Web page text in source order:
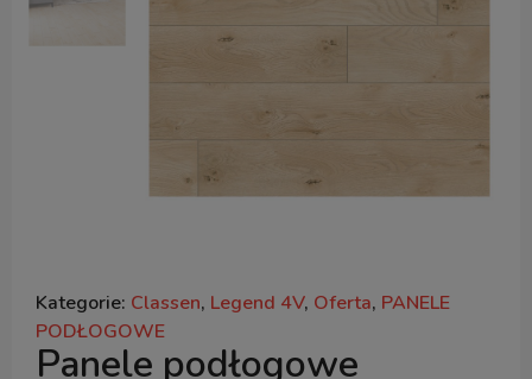
Kategorie: Classen, Legend 4V, Oferta, PANELE
PODŁOGOWE
Panele podłogowe